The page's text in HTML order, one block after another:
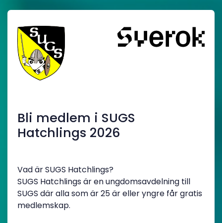
Bli medlem i SUGS
Hatchlings 2026
Vad är SUGS Hatchlings?
SUGS Hatchlings är en ungdomsavdelning till
SUGS där alla som är 25 är eller yngre får gratis
medlemskap.